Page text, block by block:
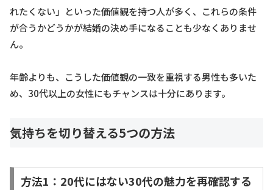
れたくない」といった価値観を持つ人が多く、これらの条件
が合うかどうかが結婚の決め手になることも少なくありませ
ん。
年齢よりも、こうした価値観の一致を重視する男性も多いた
め、30代以上の女性にもチャンスは十分にあります。
気持ちを切り替える5つの方法
方法1：20代にはない30代の魅力を再確認する